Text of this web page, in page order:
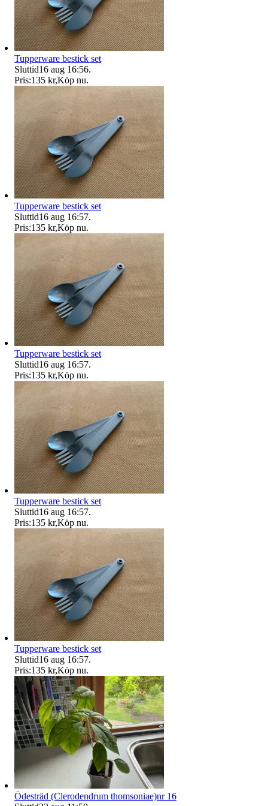
Tupperware bestick set
Sluttid16 aug 16:56.
Pris:135 kr,Köp nu.
Tupperware bestick set
Sluttid16 aug 16:57.
Pris:135 kr,Köp nu.
Tupperware bestick set
Sluttid16 aug 16:57.
Pris:135 kr,Köp nu.
Tupperware bestick set
Sluttid16 aug 16:57.
Pris:135 kr,Köp nu.
Tupperware bestick set
Sluttid16 aug 16:57.
Pris:135 kr,Köp nu.
Ödesträd (Clerodendrum thomsoniae)nr 16